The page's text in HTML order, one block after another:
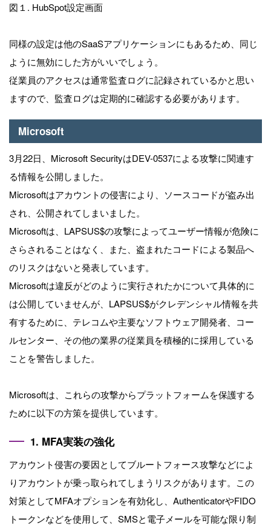
図１. HubSpot設定画面
同様の設定は他のSaaSアプリケーションにもあるため、同じ
ように無効にした方がいいでしょう。
従業員のアクセスは通常監査ログに記録されているかと思い
ますので、監査ログは定期的に確認する必要があります。
Microsoft
3月22日、Microsoft SecurityはDEV-0537による攻撃に関連す
る情報を公開しました。
Microsoftはアカウントの侵害により、ソースコードが盗み出
され、公開されてしまいました。
Microsoftは、LAPSUS$の攻撃によってユーザー情報が危険に
さらされることはなく、また、盗まれたコードによる製品へ
のリスクはないと発表しています。
Microsoftは違反がどのように実行されたかについて具体的に
は公開していませんが、LAPSUS$がクレデンシャル情報を共
有するために、テレコムや主要なソフトウェア開発者、コー
ルセンター、その他の業界の従業員を積極的に採用している
ことを警告しました。
Microsoftは、これらの攻撃からプラットフォームを保護する
ために以下の方策を提供しています。
1. MFA実装の強化
アカウント侵害の要因としてブルートフォース攻撃などによ
りアカウントが乗っ取られてしまうリスクがあります。この
対策としてMFAオプションを有効化し、AuthenticatorやFIDO
トークンなどを使用して、SMSと電子メールを可能な限り制